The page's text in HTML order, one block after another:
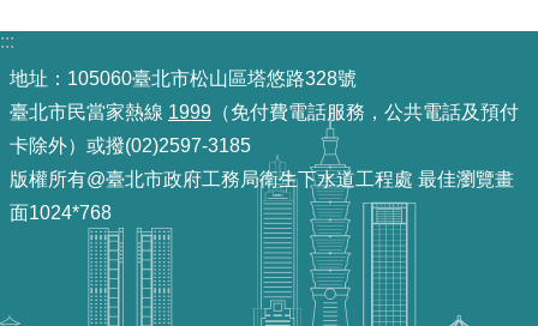
訊
政
府
資
:::
地址：105060臺北市松山區塔悠路328號
臺北市民當家熱線 1999 （免付費電話服務，公共電話及預付
卡除外）或撥(02)2597-3185
版權所有@臺北市政府工務局衛生下水道工程處 最佳瀏覽畫
面1024*768